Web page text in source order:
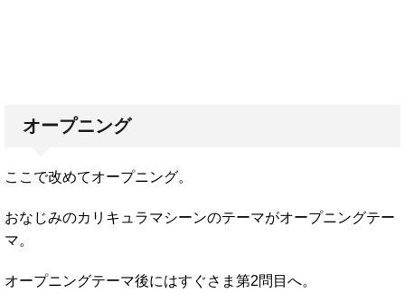
オープニング
ここで改めてオープニング。
おなじみのカリキュラマシーンのテーマがオープニングテー
マ。
オープニングテーマ後にはすぐさま第2問目へ。